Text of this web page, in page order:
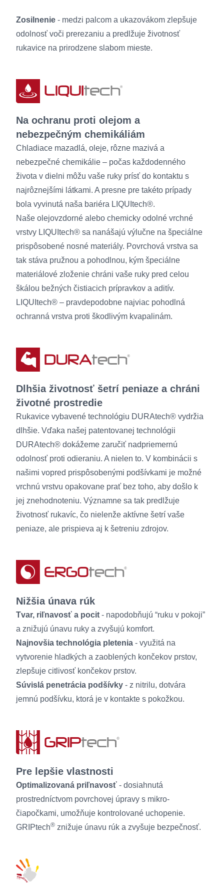
Zosilnenie - medzi palcom a ukazovákom zlepšuje
odolnosť voči prerezaniu a predlžuje životnosť
rukavice na prirodzene slabom mieste.
Na ochranu proti olejom a
nebezpečným chemikáliám
Chladiace mazadlá, oleje, rôzne mazivá a
nebezpečné chemikálie – počas každodenného
života v dielni môžu vaše ruky prísť do kontaktu s
najrôznejšími látkami. A presne pre takéto prípady
bola vyvinutá naša bariéra LIQUItech®.
Naše olejovzdorné alebo chemicky odolné vrchné
vrstvy LIQUItech® sa nanášajú výlučne na špeciálne
prispôsobené nosné materiály. Povrchová vrstva sa
tak stáva pružnou a pohodlnou, kým špeciálne
materiálové zloženie chráni vaše ruky pred celou
škálou bežných čistiacich prípravkov a aditív.
LIQUItech® – pravdepodobne najviac pohodlná
ochranná vrstva proti škodlivým kvapalinám.
Dlhšia životnosť šetrí peniaze a chráni
životné prostredie
Rukavice vybavené technológiu DURAtech® vydržia
dlhšie. Vďaka našej patentovanej technológii
DURAtech® dokážeme zaručiť nadpriemernú
odolnosť proti odieraniu. A nielen to. V kombinácii s
našimi vopred prispôsobenými podšívkami je možné
vrchnú vrstvu opakovane prať bez toho, aby došlo k
jej znehodnoteniu. Významne sa tak predlžuje
životnosť rukavíc, čo nielenže aktívne šetrí vaše
peniaze, ale prispieva aj k šetreniu zdrojov.
Nižšia únava rúk
Tvar, riľnavosť a pocit - napodobňujú “ruku v pokoji”
a znižujú únavu ruky a zvyšujú komfort.
Najnovšia technológia pletenia - využitá na
vytvorenie hladkých a zaoblených končekov prstov,
zlepšuje citlivosť končekov prstov.
Súvislá penetrácia podšívky - z nitrilu, dotvára
jemnú podšívku, ktorá je v kontakte s pokožkou.
Pre lepšie vlastnosti
Optimalizovaná priľnavosť - dosiahnutá
prostredníctvom povrchovej úpravy s mikro-
čiapočkami, umožňuje kontrolované uchopenie.
GRIPtech® znižuje únavu rúk a zvyšuje bezpečnosť.